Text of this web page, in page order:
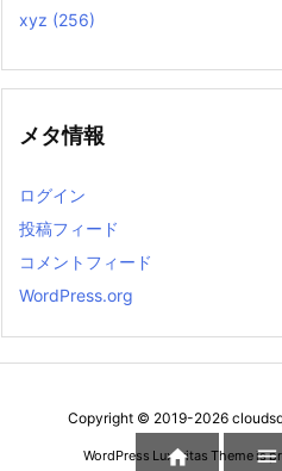
xyz (256)
メタ情報
ログイン
投稿フィード
コメントフィード
WordPress.org
Copyright © 2019-2026
WordPress Luxeritas Theme is
 